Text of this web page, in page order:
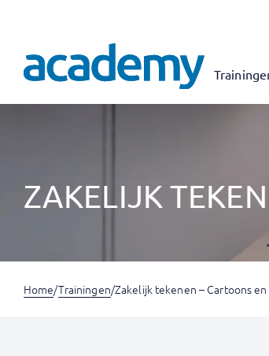
ZAKELIJK
Home/Trainingen/Zakelijk tekenen – Cartoons